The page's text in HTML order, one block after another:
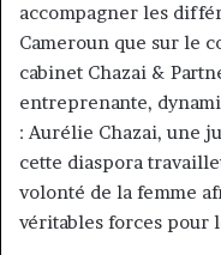
accompagner les
Cameroun que sur le
cabinet Chazai &
entreprenante,
: Aurélie Chazai, une
cette diaspora
volonté de la femme
véritables forces pour